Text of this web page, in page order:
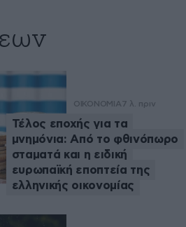
ΟΙΚΟΝΟΜΙΑ7 λ. πριν
Τέλος εποχής για τα
μνημόνια: Από το φθινόπωρο
σταματά και η ειδική
ευρωπαϊκή εποπτεία της
ελληνικής οικονομίας